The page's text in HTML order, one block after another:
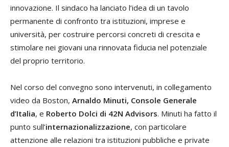
innovazione. Il sindaco ha lanciato l’idea di un tavolo
permanente di confronto tra istituzioni, imprese e
università, per costruire percorsi concreti di crescita e
stimolare nei giovani una rinnovata fiducia nel potenziale
del proprio territorio.
Nel corso del convegno sono intervenuti, in collegamento
video da Boston, Arnaldo Minuti, Console Generale
d’Italia, e Roberto Dolci di 42N Advisors. Minuti ha fatto il
punto sull’internazionalizzazione, con particolare
attenzione alle relazioni tra istituzioni pubbliche e private